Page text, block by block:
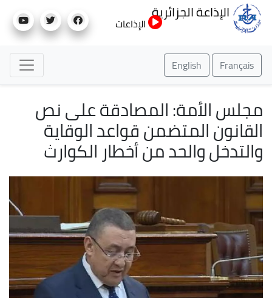
إلى
الإذاعة الجزائرية
الإذاعات
Français
English
مجلس الأمة: المصادقة على نص
القانون المتضمن قواعد الوقاية
والتدخل والحد من أخطار الكوارث